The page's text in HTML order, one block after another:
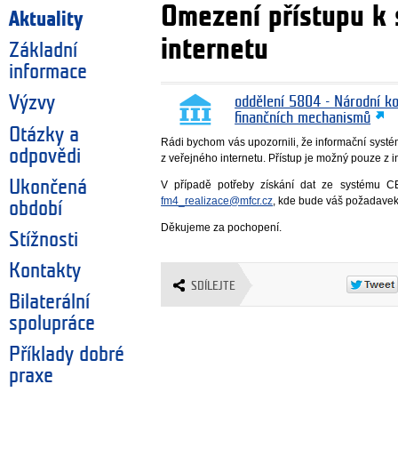
Aktuality
Základní
informace
Výzvy
Otázky a
odpovědi
Ukončená
období
Stížnosti
Kontakty
Bilaterální
spolupráce
Příklady dobré
praxe
Omezení přístupu k
internetu
oddělení 5804 - Národní
finančních mechanismů
Rádi bychom vás upozornili, že informační
z veřejného internetu. Přístup je možný pouze z
V případě potřeby získání dat ze systému
fm4_realizace@mfcr.cz, kde bude váš
Děkujeme za pochopení.
SDÍLEJTE